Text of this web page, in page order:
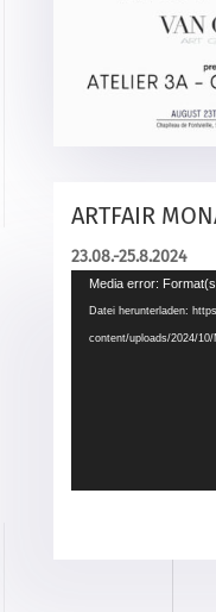
ARTFAIR
23.08.-25.8.2024
Video-
Player
Media error:
Datei herunterladen:
content/uploads/2024/10/